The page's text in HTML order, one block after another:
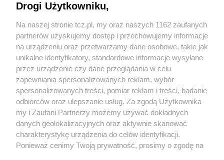
O FIRMIE POLITYKA PRYWATNOŚCI HOSTING
REKLAMA WSPÓŁPRACA RSS FACEBOOK KONTAKT
Nasze serwisy
Aktualności
Tcz24
Muzyka i kultura
Archiwum wydarzeń
Drogi Użytkowniku,
Na naszej stronie tcz.pl, my oraz naszych 1162 zaufanych
partnerów uzyskujemy dostęp i przechowujemy informacje
na urządzeniu oraz przetwarzamy dane osobowe, takie jak
unikalne identyfikatory, standardowe informacje wysyłane
przez urządzenie czy dane przeglądania w celu
zapewniania spersonalizowanych reklam, wybór
spersonalizowanych treści, pomiar reklam i treści, badanie
odbiorców oraz ulepszanie usług. Za zgodą Użytkownika
my i Zaufani Partnerzy możemy używać dokładnych
danych geolokalizacyjnych oraz aktywnie skanować
charakterystykę urządzenia do celów identyfikacji.
Ponieważ cenimy Twoją prywatność, prosimy o zgodę na